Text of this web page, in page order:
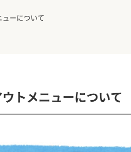
ューについて
トメニューについて